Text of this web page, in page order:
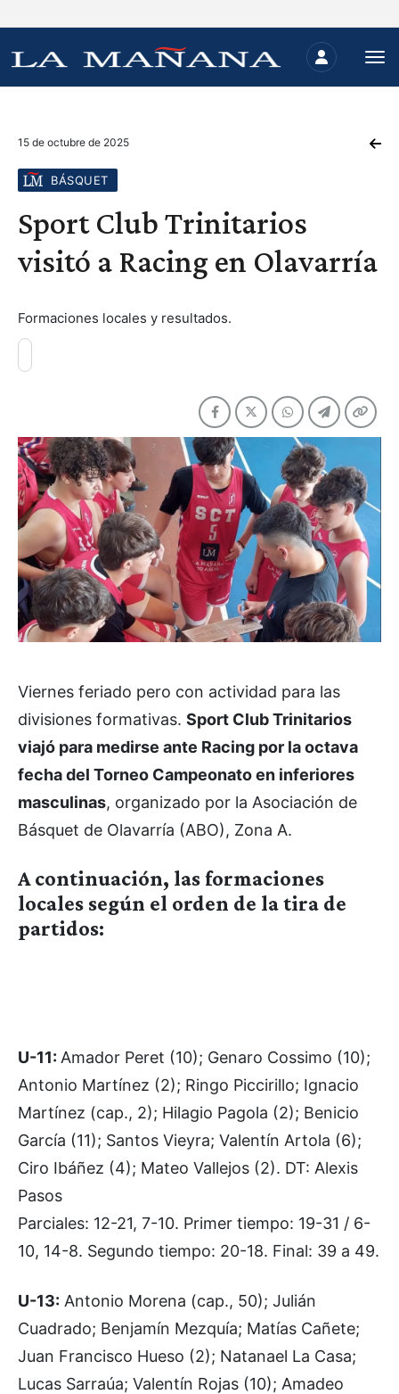
15 de octubre de 2025
BÁSQUET
Sport Club Trinitarios
visitó a Racing en Olavarría
Formaciones locales y resultados.
Viernes feriado pero con actividad para las
divisiones formativas. Sport Club Trinitarios
viajó para medirse ante Racing por la octava
fecha del Torneo Campeonato en inferiores
masculinas, organizado por la Asociación de
Básquet de Olavarría (ABO), Zona A.
A continuación, las formaciones
locales según el orden de la tira de
partidos:
U-11: Amador Peret (10); Genaro Cossimo (10);
Antonio Martínez (2); Ringo Piccirillo; Ignacio
Martínez (cap., 2); Hilagio Pagola (2); Benicio
García (11); Santos Vieyra; Valentín Artola (6);
Ciro Ibáñez (4); Mateo Vallejos (2). DT: Alexis
Pasos
Parciales: 12-21, 7-10. Primer tiempo: 19-31 / 6-
10, 14-8. Segundo tiempo: 20-18. Final: 39 a 49.
U-13: Antonio Morena (cap., 50); Julián
Cuadrado; Benjamín Mezquía; Matías Cañete;
Juan Francisco Hueso (2); Natanael La Casa;
Lucas Sarraúa; Valentín Rojas (10); Amadeo